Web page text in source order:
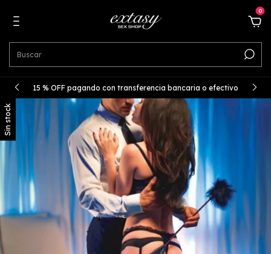
0
15 % OFF pagando con transferencia bancaria o efectivo
Sin stock